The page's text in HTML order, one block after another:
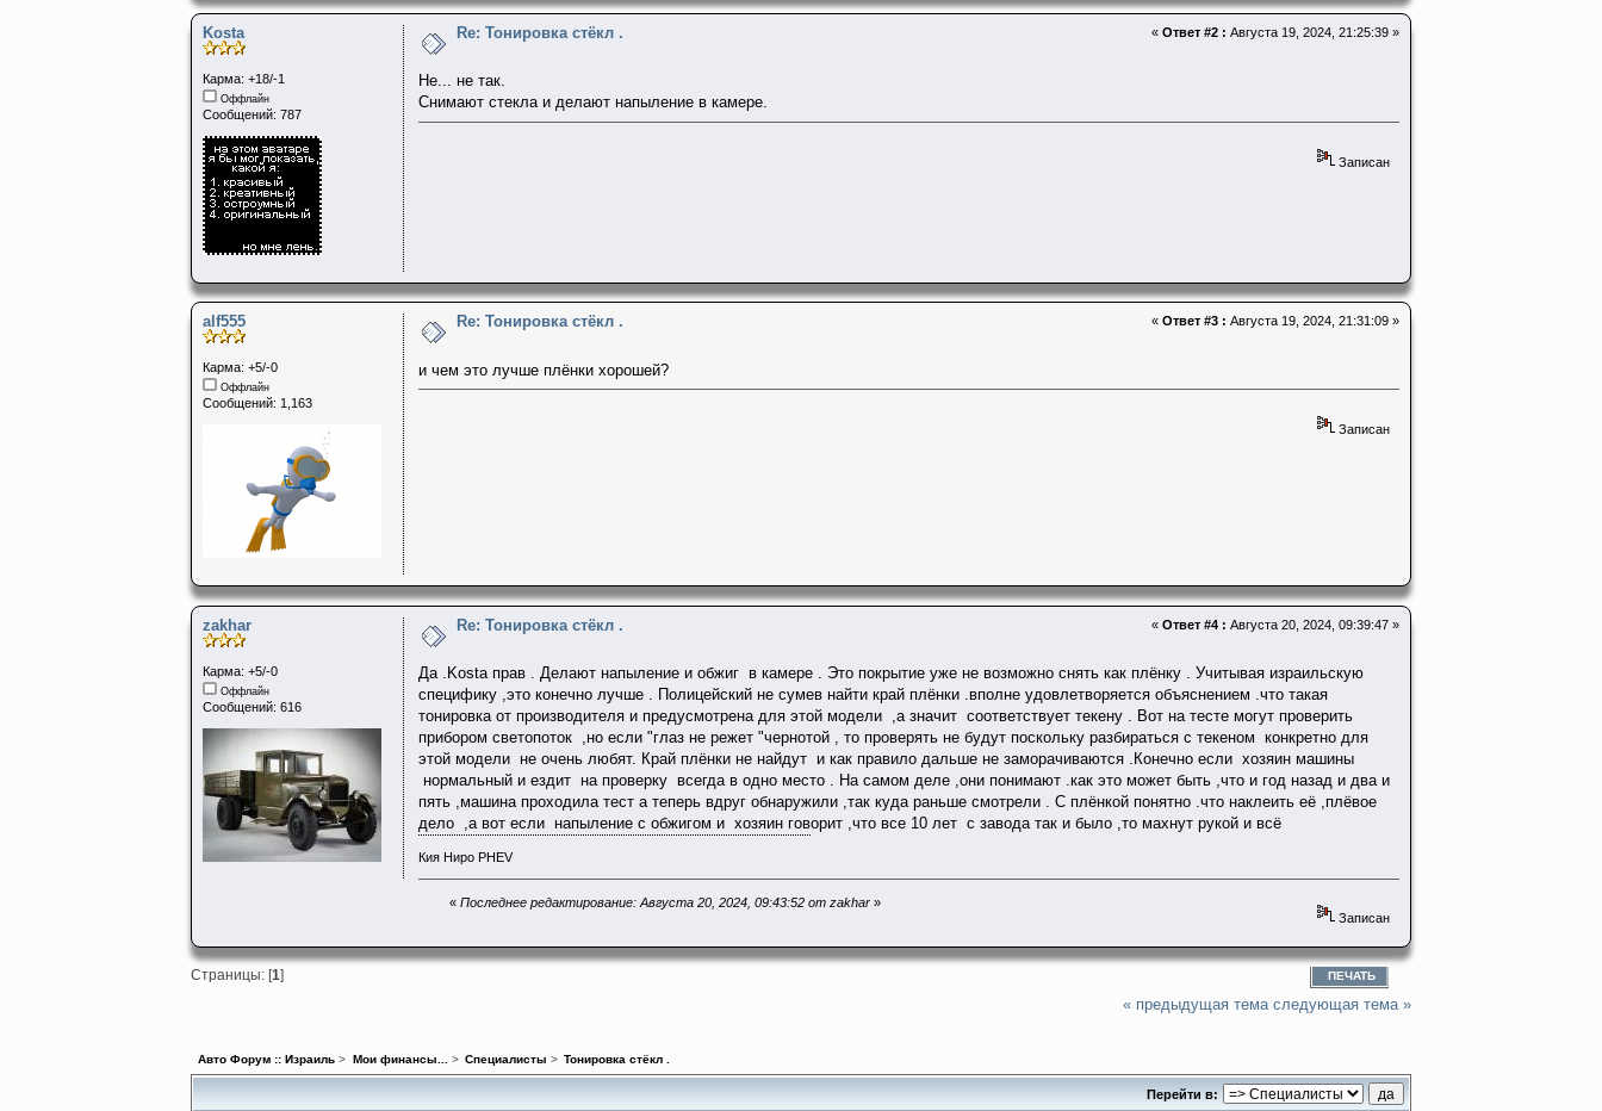
Kosta
Карма: +18/-1
Оффлайн
Сообщений: 787
Re: Тонировка стёкл . « Ответ #2 : Августа 19, 2024, 21:25:39 »
Не... не так.
Снимают стекла и делают напыление в камере.
Записан
alf555
Карма: +5/-0
Оффлайн
Сообщений: 1,163
Re: Тонировка стёкл . « Ответ #3 : Августа 19, 2024, 21:31:09 »
и чем это лучше плёнки хорошей?
Записан
zakhar
Карма: +5/-0
Оффлайн
Сообщений: 616
Re: Тонировка стёкл . « Ответ #4 : Августа 20, 2024, 09:39:47 »
Да .Kosta прав . Делают напыление и обжиг в камере . Это покрытие уже не возможно снять как плёнку . Учитывая израильскую
специфику ,это конечно лучше . Полицейский не сумев найти край плёнки .вполне удовлетворяется объяснением .что такая
тонировка от производителя и предусмотрена для этой модели ,а значит соответствует текену . Вот на тесте могут проверить
прибором светопоток ,но если "глаз не режет "чернотой , то проверять не будут поскольку разбираться с текеном конкретно для
этой модели не очень любят. Край плёнки не найдут и как правило дальше не заморачиваются .Конечно если хозяин машины
нормальный и ездит на проверку всегда в одно место . На самом деле ,они понимают .как это может быть ,что и год назад и два и
пять ,машина проходила тест а теперь вдруг обнаружили ,так куда раньше смотрели . С плёнкой понятно .что наклеить её ,плёвое
дело ,а вот если напыление с обжигом и хозяин говорит ,что все 10 лет с завода так и было ,то махнут рукой и всё
Кия Ниро PHEV
« Последнее редактирование: Августа 20, 2024, 09:43:52 от zakhar»
Записан
ПЕЧАТЬ
Страницы: [1]
« предыдущая тема следующая тема »
Авто Форум :: Израиль > Мои финансы... > Специалисты > Тонировка стёкл .
Перейти в: